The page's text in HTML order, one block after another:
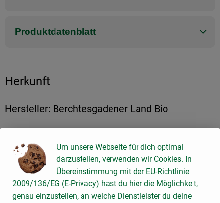
Produktdatenblatt
Herkunft
Hersteller: Berchtesgadener Land Bio
Milchwerke Berchtesgadener Land Chiemgau eG
Um unsere Webseite für dich optimal
darzustellen, verwenden wir Cookies. In
Übereinstimmung mit der EU-Richtlinie
2009/136/EG (E-Privacy) hast du hier die Möglichkeit,
genau einzustellen, an welche Dienstleister du deine